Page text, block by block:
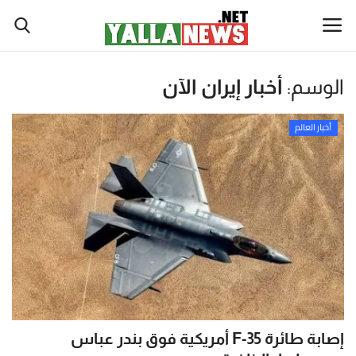
منصة
نيوز
نت
الإخبارية
منصة
نيوز
(Yalla
News
هي
أخبار العالم
أخبار الوطن العربي
سياسة واقتصاد
رياضة
ثقافة وفن
تكنولوجيا وعلوم
صحة ولياقة
الوسم: أخبار إيران الآن
أخبار العالم
إصابة طائرة F-35 أمريكية فوق بندر عباس